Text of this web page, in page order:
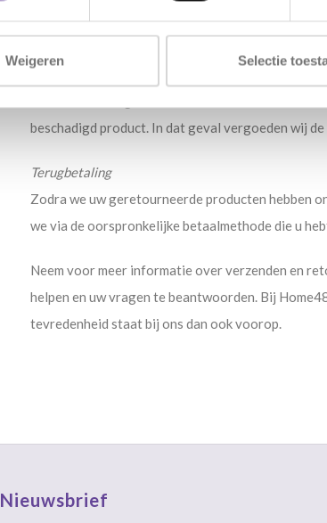
Weigeren Selectie
Retourkosten
Houd er rekening mee dat de retourkosten voor
beschadigd product. In dat geval vergoeden wij
Terugbetaling
Zodra we uw geretourneerde producten hebben
we via de oorspronkelijke betaalmethode die u
Neem voor meer informatie over verzenden en
helpen en uw vragen te beantwoorden. Bij
tevredenheid staat bij ons dan ook voorop.
Nieuwsbrief